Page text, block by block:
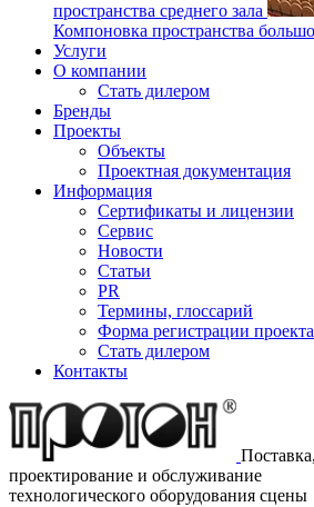
пространства среднего зала
Компоновка пространства
Услуги
О компании
Стать дилером
Бренды
Проекты
Объекты
Проектная документация
Информация
Сертификаты и лицензии
Сервис
Новости
Статьи
PR
Термины, глоссарий
Форма регистрации проекта
Стать дилером
Контакты
проектирование и обслуживание
технологического оборудования сцены